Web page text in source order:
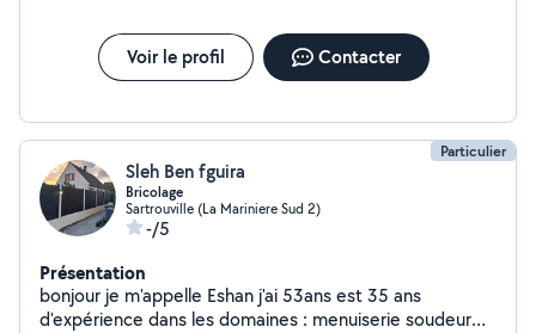
Voir le profil Contacter
Particulier
Sleh Ben fguira
Bricolage
Sartrouville (La Mariniere Sud 2)
-/5
Présentation
bonjour je m'appelle Eshan j'ai 53ans est 35 ans
d'expérience dans les domaines : menuiserie soudeur